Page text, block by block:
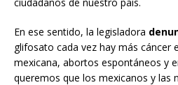
En ese sentido, la legisladora
glifosato cada vez hay más cáncer
mexicana, abortos espontáneos y
queremos que los mexicanos y las